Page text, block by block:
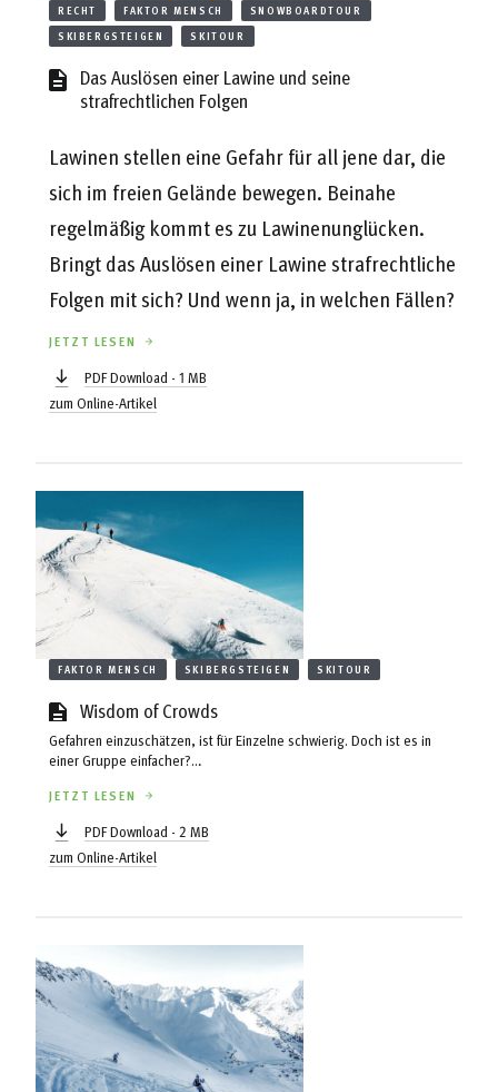
RECHT FAKTOR MENSCH
SNOWBOARDTOUR
SKIBERGSTEIGEN
SKITOUR
Das Auslösen einer Lawine und seine
strafrechtlichen Folgen
Lawinen stellen eine Gefahr für all jene dar, die
sich im freien Gelände bewegen. Beinahe
regelmäßig kommt es zu Lawinenunglücken.
Bringt das Auslösen einer Lawine strafrechtliche
Folgen mit sich? Und wenn ja, in welchen Fällen?
JETZT LESEN
PDF Download - 1 MB
zum Online-Artikel
FAKTOR MENSCH SKIBERGSTEIGEN SKITOUR
Wisdom of Crowds
Gefahren einzuschätzen, ist für Einzelne schwierig. Doch ist es in
einer Gruppe einfacher?
JETZT LESEN
PDF Download - 2 MB
zum Online-Artikel